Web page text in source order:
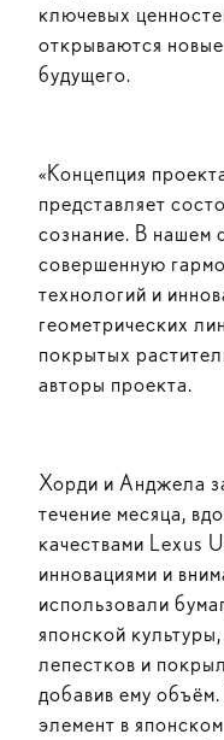
ключевых
открываются
будущего.
«Концепция
представляет
сознание. В нашем
совершенную
технологий и
геометрических
покрытых
авторы проекта.
Хорди и Анджела
течение месяца,
качествами Lexus
инновациями и
использовали
японской
лепестков и
добавив ему
элемент в